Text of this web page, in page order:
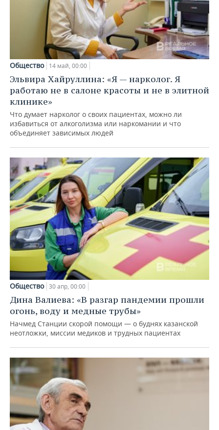
Общество 14 май, 00:00
Эльвира Хайруллина: «Я — нарколог. Я
работаю не в салоне красоты и не в элитной
клинике»
Что думает нарколог о своих пациентах, можно ли
избавиться от алкоголизма или наркомании и что
объединяет зависимых людей
Общество 30 апр, 00:00
Дина Валиева: «В разгар пандемии прошли
огонь, воду и медные трубы»
Начмед Станции скорой помощи — о буднях казанской
неотложки, миссии медиков и трудных пациентах